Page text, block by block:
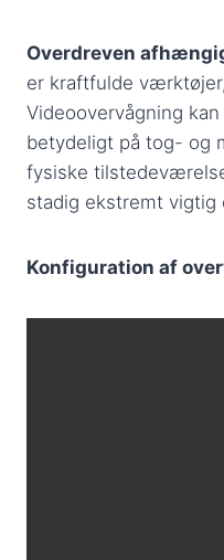
Overdreven
er kraftfulde
Videoovervågning
betydeligt på tog- og
fysiske
stadig ekstremt vigtig
Konfiguration af